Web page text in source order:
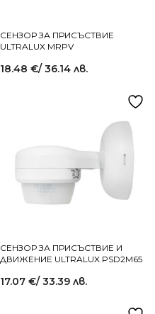
СЕНЗОР ЗА ПРИСЪСТВИЕ
ULTRALUX MRPV
18.48 €/ 36.14 лв.
СЕНЗОР ЗА ПРИСЪСТВИЕ И
ДВИЖЕНИЕ ULTRALUX PSD2M65
17.07 €/ 33.39 лв.